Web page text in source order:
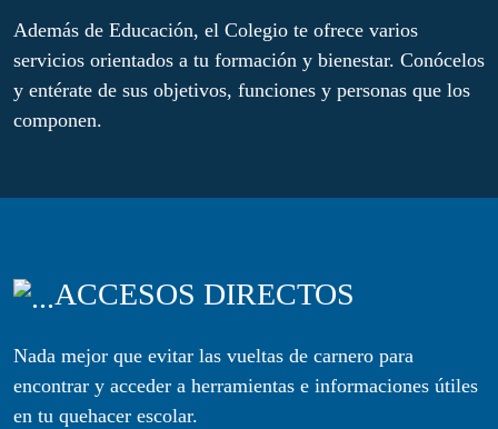
Además de Educación, el Colegio te ofrece varios
servicios orientados a tu formación y bienestar. Conócelos
y entérate de sus objetivos, funciones y personas que los
componen.
ACCESOS DIRECTOS
Nada mejor que evitar las vueltas de carnero para
encontrar y acceder a herramientas e informaciones útiles
en tu quehacer escolar.